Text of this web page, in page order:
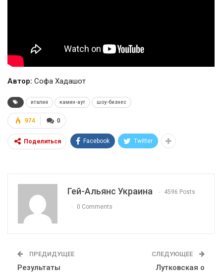
Автор: Софа Хадашот
италия камин-аут шоу-бизнес
0
974
Поделиться Facebook Twitter
Гей-Альянс Украина 4596 Posts
0 Comments
ПРЕДИДУЩЕЕ
Результаты
СЛЕДУЮЩЕЕ
Лутковская о